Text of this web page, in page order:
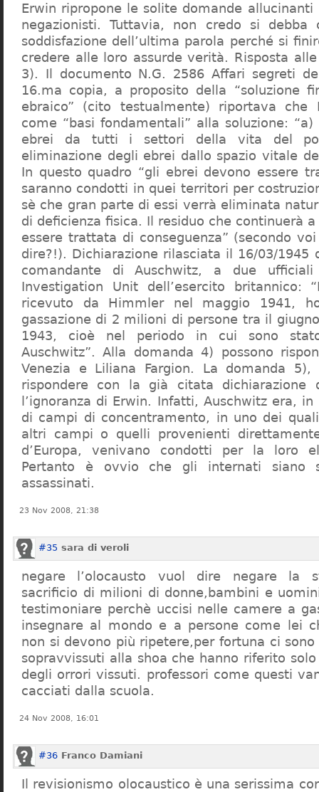
Erwin ripropone le solite domande
negazionisti. Tuttavia, non credo si debba
soddisfazione dell’ultima parola perché si
credere alle loro assurde verità. Risposta
3). Il documento N.G. 2586 Affari segreti
16.ma copia, a proposito della “soluzione
ebraico” (cito testualmente) riportava che
come “basi fondamentali” alla soluzione:
ebrei da tutti i settori della vita del
eliminazione degli ebrei dallo spazio vitale
In questo quadro “gli ebrei devono essere
saranno condotti in quei territori per
sè che gran parte di essi verrà eliminata
di deficienza fisica. Il residuo che continuerà
essere trattata di conseguenza” (secondo
dire?!). Dichiarazione rilasciata il 16/03/1945
comandante di Auschwitz, a due
Investigation Unit dell’esercito britannico:
ricevuto da Himmler nel maggio 1941,
gassazione di 2 milioni di persone tra il
1943, cioè nel periodo in cui sono
Auschwitz”. Alla domanda 4) possono
Venezia e Liliana Fargion. La domanda
rispondere con la già citata dichiarazione
l’ignoranza di Erwin. Infatti, Auschwitz era,
di campi di concentramento, in uno dei
altri campi o quelli provenienti
d’Europa, venivano condotti per la loro
Pertanto è ovvio che gli internati siano
assassinati.
23 Nov 2008, 21:38
#35 sara di veroli
negare l’olocausto vuol dire negare la
sacrificio di milioni di donne,bambini e
testimoniare perchè uccisi nelle camere a
insegnare al mondo e a persone come lei
non si devono più ripetere,per fortuna ci
sopravvissuti alla shoa che hanno riferito
degli orrori vissuti. professori come questi
cacciati dalla scuola.
24 Nov 2008, 16:01
#36 Franco Damiani
Il revisionismo olocaustico è una serissima